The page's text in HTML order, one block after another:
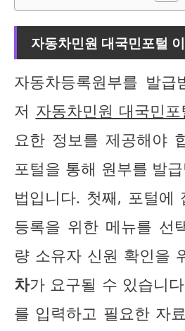
자동차민원 대국민포털
자동차등록원부를 발급
저 자동차민원 대국민포
요한 정보를 제공해야
포털을 통해 원부를 발
법입니다. 첫째, 포털에
등록을 위한 메뉴를 선
량 소유자 신원 확인을
차가 요구될 수 있습니
를 입력하고 필요한 자